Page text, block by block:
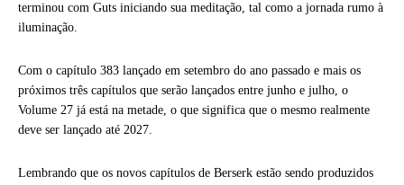
terminou com Guts iniciando sua meditação, tal como a jornada rumo à
iluminação.
Com o capítulo 383 lançado em setembro do ano passado e mais os
próximos três capítulos que serão lançados entre junho e julho, o
Volume 27 já está na metade, o que significa que o mesmo realmente
deve ser lançado até 2027.
Lembrando que os novos capítulos de Berserk estão sendo produzidos